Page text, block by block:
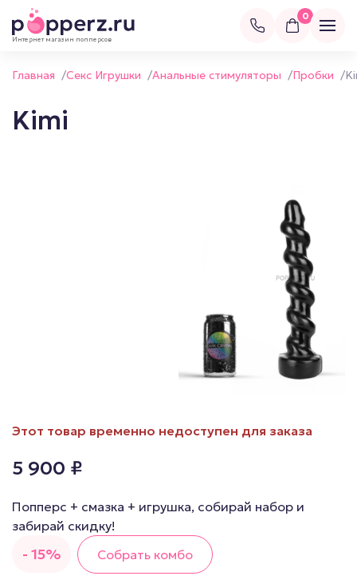
Интернет магазин попперсов
0
Главная /Секс Игрушки /Анальные стимуляторы /Пробки /
Kimi
Этот товар временно недоступен для заказа
5 900 ₽
- 15%
Попперс + смазка + игрушка, собирай набор и
забирай скидку!
Собрать комбо